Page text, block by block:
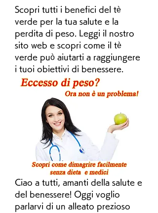
Scopri tutti i benefici del tè
verde per la tua salute e la
perdita di peso. Leggi il nostro
sito web e scopri come il tè
verde può aiutarti a raggiungere
i tuoi obiettivi di benessere.
Ciao a tutti, amanti della salute e
del benessere! Oggi voglio
parlarvi di un alleato prezioso